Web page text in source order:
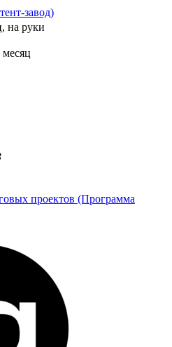
завод)
на руки
проектов (Программа